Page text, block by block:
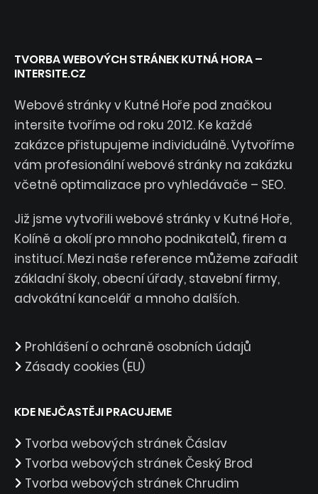
TVORBA WEBOVÝCH STRÁNEK KUTNÁ HORA –
INTERSITE.CZ
Webové stránky v Kutné Hoře pod značkou
intersite tvoříme od roku 2012. Ke každé
zakázce přistupujeme individuálně. Vytvoříme
vám profesionální webové stránky na zakázku
včetně optimalizace pro vyhledávače – SEO.
Již jsme vytvořili webové stránky v Kutné Hoře,
Kolíně a okolí pro mnoho podnikatelů, firem a
institucí. Mezi naše reference můžeme zařadit
základní školy, obecní úřady, stavební firmy,
advokátní kancelář a mnoho dalších.
Prohlášení o ochraně osobních údajů
Zásady cookies (EU)
KDE NEJČASTĚJI PRACUJEME
Tvorba webových stránek Čáslav
Tvorba webových stránek Český Brod
Tvorba webových stránek Chrudim